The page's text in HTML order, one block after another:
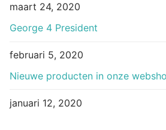
maart 24, 2020
George 4 President
februari 5, 2020
Nieuwe producten in onze
januari 12, 2020